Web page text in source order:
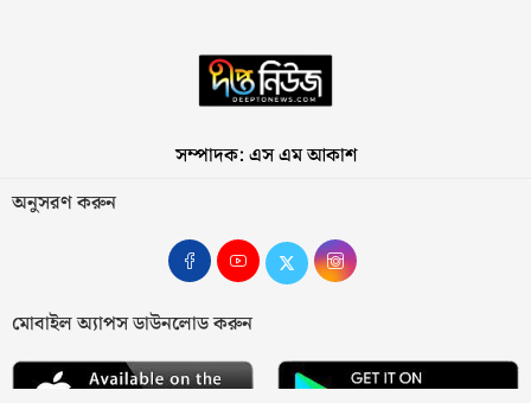
সম্পাদক: এস এম আকাশ
অনুসরণ করুন
মোবাইল অ্যাপস ডাউনলোড করুন